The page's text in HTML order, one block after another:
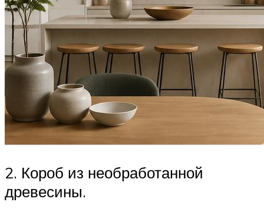
2. Короб из необработанной
древесины.